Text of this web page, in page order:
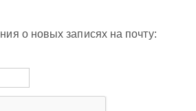
о новых записях на почту: